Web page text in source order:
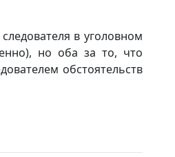
в уголовном
но оба за то, что
обстоятельств